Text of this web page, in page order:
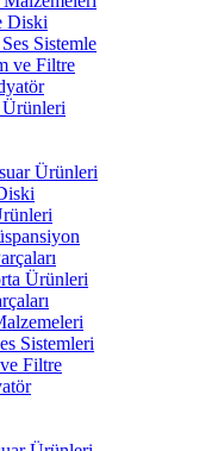
Diski
Sistemle
ve Filtre
Ürünleri
Ürünleri
Ürünleri
Sistemleri
Filtre